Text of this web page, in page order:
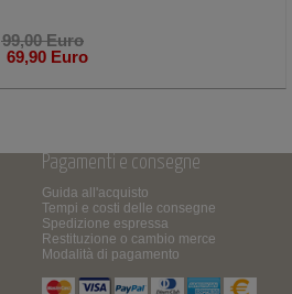
99,00 Euro
69,90 Euro
Pagamenti e consegne
Guida all'acquisto
Tempi e costi delle consegne
Spedizione espressa
Restituzione o cambio merce
Modalità di pagamento